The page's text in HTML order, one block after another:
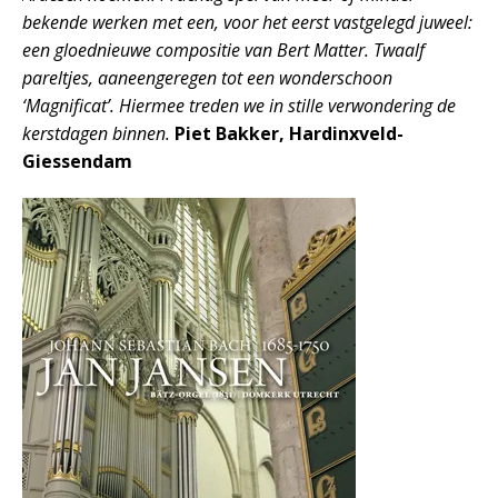
bekende werken met een, voor het eerst vastgelegd juweel:
een gloednieuwe compositie van Bert Matter. Twaalf
pareltjes, aaneengeregen tot een wonderschoon
‘Magnificat’. Hiermee treden we in stille verwondering de
kerstdagen binnen. Piet Bakker, Hardinxveld-
Giessendam